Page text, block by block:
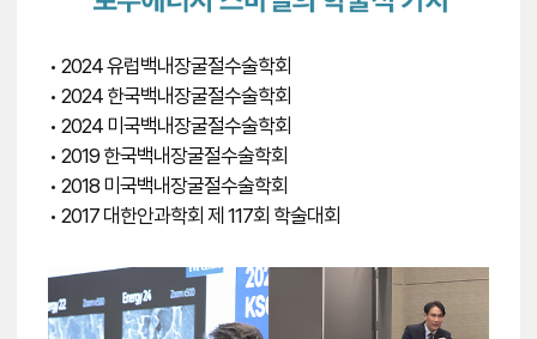
• 2024 유럽백내장굴절수술학회
• 2024 한국백내장굴절수술학회
• 2024 미국백내장굴절수술학회
• 2019 한국백내장굴절수술학회
• 2018 미국백내장굴절수술학회
• 2017 대한안과학회 제 117회 학술대회